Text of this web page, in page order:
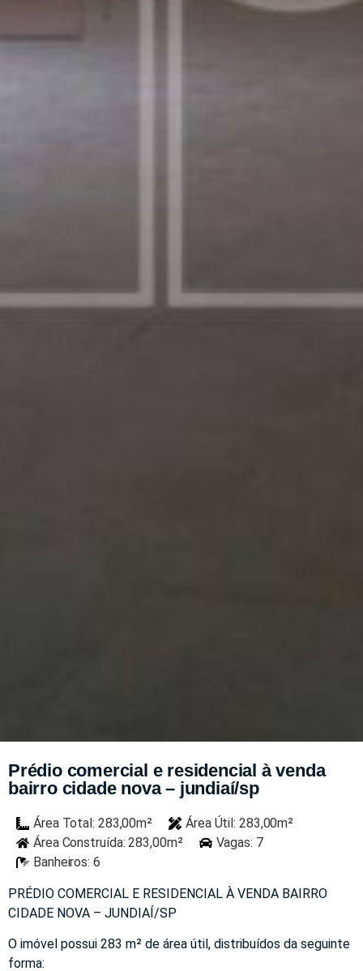
Prédio comercial e residencial à venda
bairro cidade nova – jundiaí/sp
Área Total: 283,00m²
Área Útil: 283,00m²
Área Construída: 283,00m²
Vagas: 7
Banheiros: 6
PRÉDIO COMERCIAL E RESIDENCIAL À VENDA BAIRRO
CIDADE NOVA – JUNDIAÍ/SP
O imóvel possui 283 m² de área útil, distribuídos da seguinte
forma: